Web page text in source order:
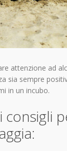
attenzione ad
sia sempre
in un incubo.
consigli